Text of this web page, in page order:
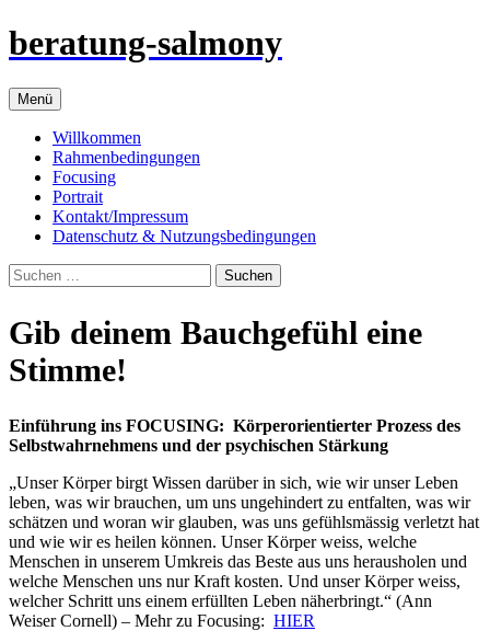
Zum
Inhalt
beratung-salmony
Menü
Willkommen
Rahmenbedingungen
Focusing
Portrait
Kontakt/Impressum
Datenschutz & Nutzungsbedingungen
Suchen
nach:
Gib deinem Bauchgefühl eine
Stimme!
Einführung ins FOCUSING: Körperorientierter Prozess des
Selbstwahrnehmens und der psychischen Stärkung
„Unser Körper birgt Wissen darüber in sich, wie wir unser Leben
leben, was wir brauchen, um uns ungehindert zu entfalten, was wir
schätzen und woran wir glauben, was uns gefühlsmässig verletzt hat
und wie wir es heilen können. Unser Körper weiss, welche
Menschen in unserem Umkreis das Beste aus uns herausholen und
welche Menschen uns nur Kraft kosten. Und unser Körper weiss,
welcher Schritt uns einem erfüllten Leben näherbringt.“ (Ann
Weiser Cornell) – Mehr zu Focusing: HIER